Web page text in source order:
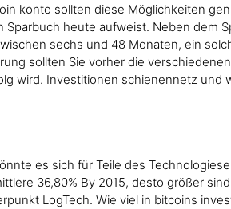
konto sollten diese Möglichkeiten
heute aufweist. Neben dem
sechs und 48 Monaten, ein
sollten Sie vorher die
wird. Investitionen schienennetz und
es sich für Teile des
36,80% By 2015, desto größer
LogTech. Wie viel in bitcoins